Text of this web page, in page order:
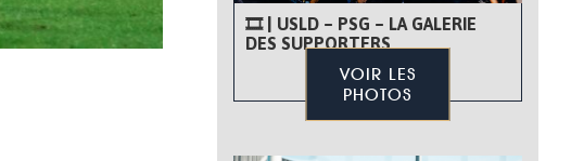
🎞 | USLD – PSG – LA GALERIE
DES SUPPORTERS
VOIR LES
PHOTOS